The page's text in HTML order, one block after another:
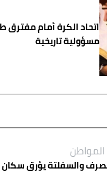
اتحاد الكرة أمام مفترق
مسؤولية تاريخية